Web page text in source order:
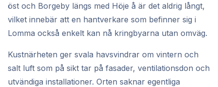
öst och Borgeby längs med Höje å är det aldrig långt,
vilket innebär att en hantverkare som befinner sig i
Lomma också enkelt kan nå kringbyarna utan omväg.
Kustnärheten ger svala havsvindrar om vintern och
salt luft som på sikt tar på fasader, ventilationsdon och
utvändiga installationer. Orten saknar egentliga